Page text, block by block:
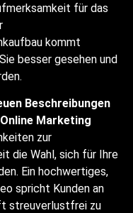
für das
kommt
besser gesehen und
Beschreibungen
Marketing
zur
die Wahl, sich für Ihre
Ein hochwertiges,
spricht Kunden an
streuverlustfrei zu